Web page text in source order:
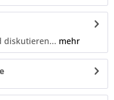
diskutieren... mehr